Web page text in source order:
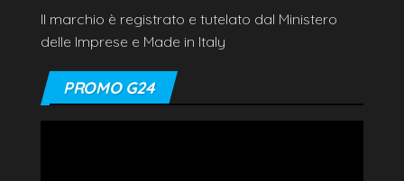
Il marchio è registrato e tutelato dal Ministero
delle Imprese e Made in Italy
PROMO G24